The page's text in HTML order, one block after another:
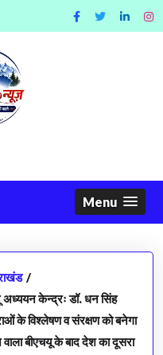
Menu
/
अध्ययन केन्द्रः डॉ. धन सिंह
के विश्लेषण व संरक्षण को बनेगा
बीएचयू के बाद देश का दूसरा